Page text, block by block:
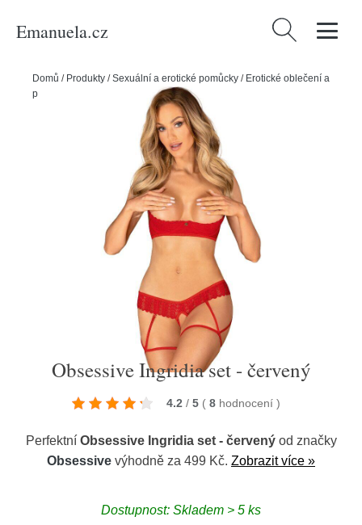
Emanuela.cz Vyhledávání
Domů / Produkty /Sexuální a erotické pomůcky / Erotické oblečení a
prádlo
Dámské erotické prádlo/Obsessive Ingridia set - červený
Obsessive Ingridia set - červený
4.2 / 5 ( 8 hodnocení )
Perfektní Obsessive Ingridia set - červenýod značky
Obsessive výhodně za 499 Kč. Zobrazit více »
Dostupnost: Skladem > 5 ks